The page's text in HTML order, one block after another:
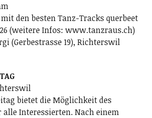
den besten Tanz-Tracks querbeet
(weitere Infos: www.tanzraus.ch)
(Gerbestrasse 19), Richterswil
bietet die Möglichkeit des
Interessierten. Nach einem